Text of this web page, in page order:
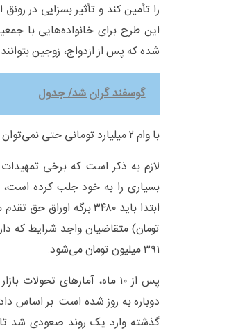
را تأمین کند و تأثیر بسزایی در
این طرح برای خانواده‌هایی با
شده که پس از ازدواج، زوجین
گوسفند گران شد/ جدول
با وام ۲ میلیارد تومانی حتی نمی‌توان خانه ۲۵ متری خرید
بسیاری را به خود جلب کرده است،
۳۹۱ میلیون تومان می‌شود.
دوباره به روز شده است. بر اساس